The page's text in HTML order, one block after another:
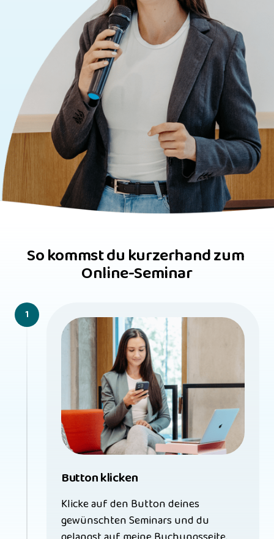
So kommst du kurzerhand zum
Online-Seminar
1
Button klicken
Klicke auf den Button deines
gewünschten Seminars und du